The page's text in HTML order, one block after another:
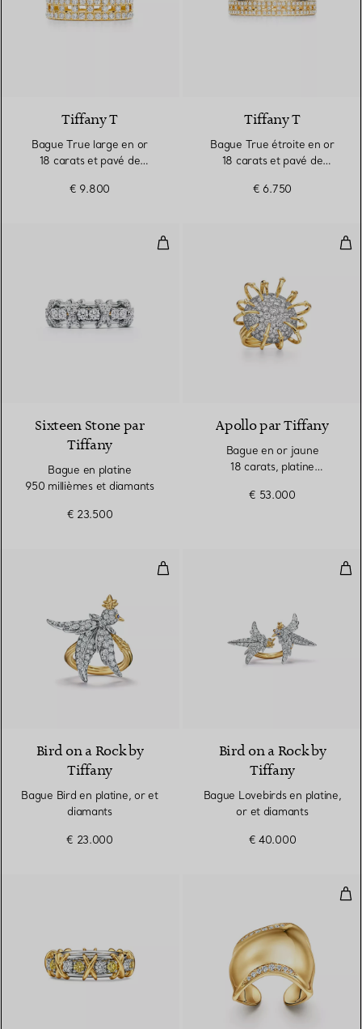
Tiffany T
Bague True large en or
18 carats et pavé de
€ 9.800
Tiffany T
Bague True étroite en or
18 carats et pavé de
€ 6.750
Bague en platine 950 millièmes
Sixteen Stone par
Tiffany
Bague en platine
950 millièmes et diamants
€ 23.500
Apollo par Tiffany
Bague en or jaune
18 carats, platine
€ 53.000
Bague Bird en platine, or et
Bird on a Rock by
Tiffany
Bague Bird en platine, or et
diamants
€ 23.000
Bird on a Rock by
Tiffany
Bague Lovebirds en platine,
or et diamants
€ 40.000